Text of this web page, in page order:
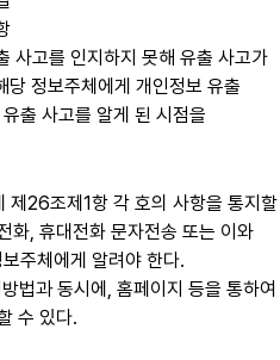
사고를 인지하지 못해 유출 사고가
정보주체에게 개인정보 유출
출 사고를 알게 된 시점을
26조제1항 각 호의 사항을 통지할
화, 휴대전화 문자전송 또는 이와
주체에게 알려야 한다.
법과 동시에, 홈페이지 등을 통하여
수 있다.